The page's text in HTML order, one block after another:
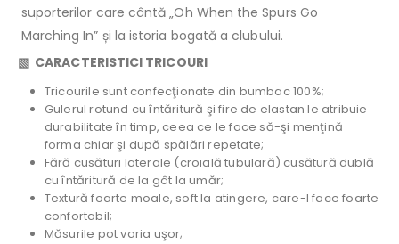
suporterilor care cântă „Oh When the Spurs Go
Marching In” și la istoria bogată a clubului.
▧ CARACTERISTICI TRICOURI
Tricourile sunt confecţionate din bumbac 100%;
Gulerul rotund cu întăritură şi fire de elastan le atribuie
durabilitate în timp, ceea ce le face să-şi menţină
forma chiar şi după spălări repetate;
Fără cusături laterale (croială tubulară) cusătură dublă
cu întăritură de la gât la umăr;
Textură foarte moale, soft la atingere, care-l face foarte
confortabil;
Măsurile pot varia uşor;